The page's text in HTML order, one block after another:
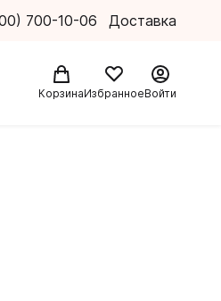
700-10-06 Доставка
КорзинаИзбранноеВойти